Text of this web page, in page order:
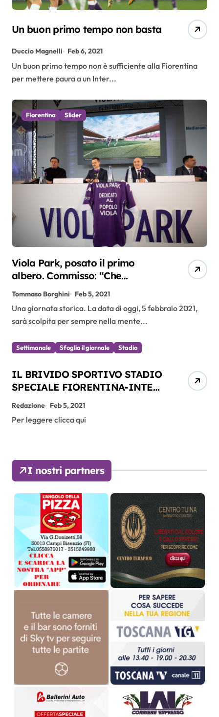
Un buon primo tempo non basta
Duccio Magnelli Feb 6, 2021
Un buon primo tempo non è sufficiente alla Fiorentina
per mettere paura a un Inter...
Fiorentina Slider
Viola Park, posato il primo
albero. Commisso: “Che
Tommaso Borghini Feb 5, 2021
Una giornata storica. La data di oggi, 5 febbraio 2021,
sarà scolpita per sempre nella mente...
Settimanale Sfoglia il giornale Stadio
IL BRIVIDO SPORTIVO STADIO
SPECIALE FIORENTINA-INTER
05.02.2021
Redazione Feb 5, 2021
Per leggere clicca qui
I nostri partners